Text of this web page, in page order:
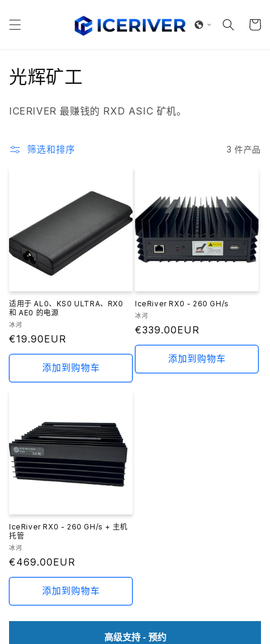
容
物
收
光辉矿工
ICERIVER 最赚钱的 RXD ASIC 矿机。
筛选和排序 3 件产品
适用于 AL0、KS0 ULTRA、RX0
和 AE0 的电源
厂
商：
冰河
常
规
格
€19.90EUR
添加到购物车
IceRiver RX0 - 260 GH/s
厂
商：
冰河
常
规
格
€339.00EUR
添加到购物车
IceRiver RX0 - 260 GH/s + 主机
托管
厂
商：
冰河
常
规
格
€469.00EUR
添加到购物车
高级支持 - 预约